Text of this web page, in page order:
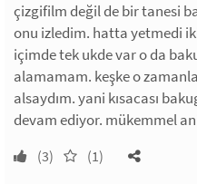
çizgifilm değil de bir tanesi
onu izledim. hatta yetmedi
içimde tek ukde var o da
alamamam. keşke o
alsaydım. yani kısacası
devam ediyor. mükemmel
(3) (1)